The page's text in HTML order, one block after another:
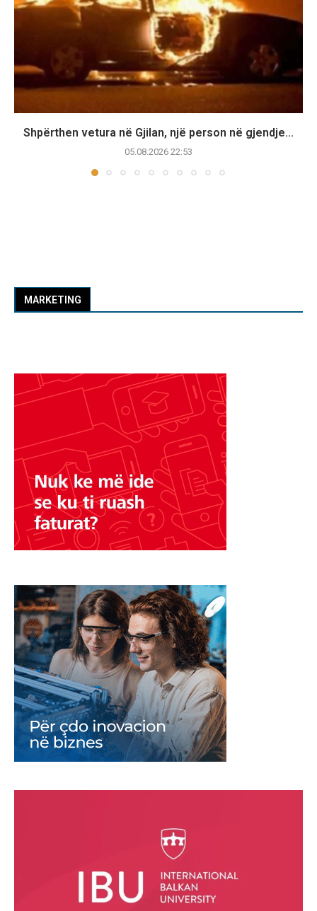
Shpërthen vetura në Gjilan, një person në gjendje...
05.08.2026 22:53
MARKETING